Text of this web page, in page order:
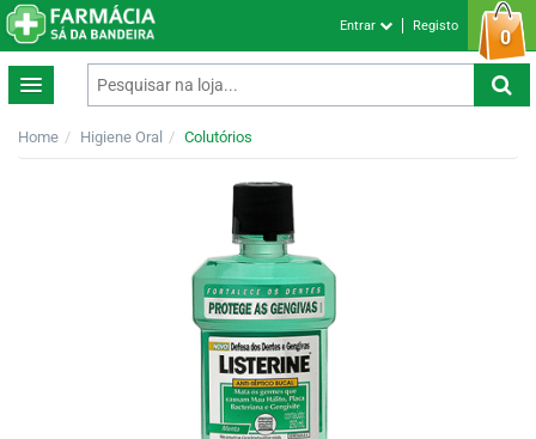
0
Entrar Registo
Home Higiene Oral Colutórios